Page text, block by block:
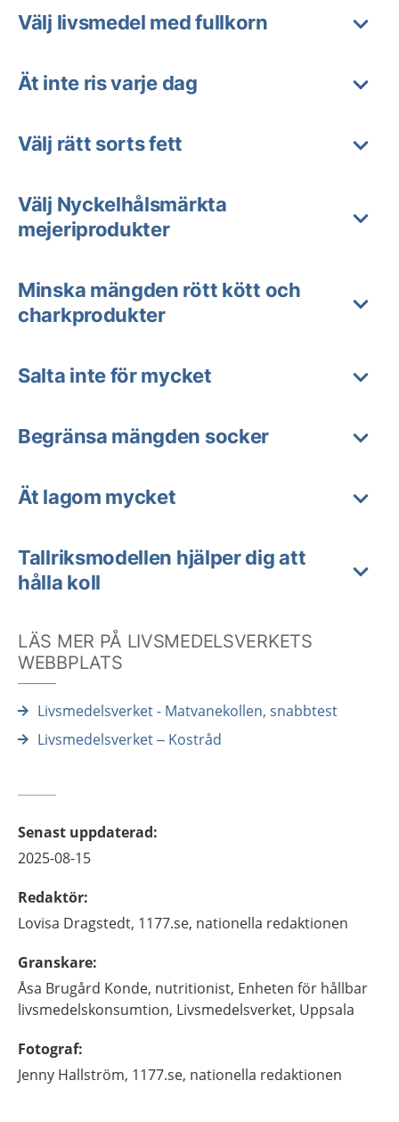
Välj livsmedel med fullkorn
Ät inte ris varje dag
Välj rätt sorts fett
Välj Nyckelhålsmärkta
mejeriprodukter
Minska mängden rött kött och
charkprodukter
Salta inte för mycket
Begränsa mängden socker
Ät lagom mycket
Tallriksmodellen hjälper dig att
hålla koll
LÄS MER PÅ LIVSMEDELSVERKETS
WEBBPLATS
Livsmedelsverket - Matvanekollen, snabbtest
Livsmedelsverket – Kostråd
Senast uppdaterad:
2025-08-15
Redaktör:
Lovisa Dragstedt, 1177.se, nationella redaktionen
Granskare:
Åsa Brugård Konde, nutritionist, Enheten för hållbar
livsmedelskonsumtion, Livsmedelsverket, Uppsala
Fotograf:
Jenny Hallström, 1177.se, nationella redaktionen